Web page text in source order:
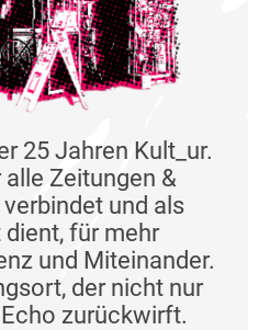
25 Jahren Kult_ur.
alle Zeitungen &
und als
für mehr
und Miteinander.
der nicht nur
zurückwirft.